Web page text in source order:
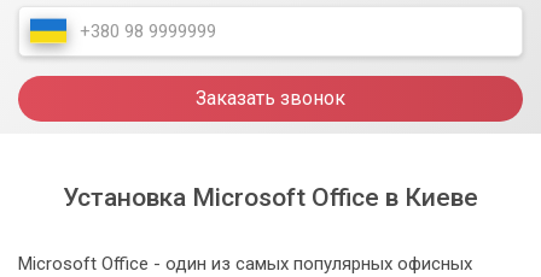
Заказать звонок
Установка Microsoft Office в Киеве
Microsoft Office - один из самых популярных офисных